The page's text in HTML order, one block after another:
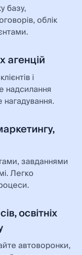
базу,
облік
агенцій
і
надсилання
завданнями
Легко
освітніх
автоворонки,